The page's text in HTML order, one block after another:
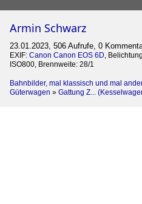
Armin Schwarz
23.01.2023, 506 Aufrufe, 0
EXIF: Canon Canon EOS 6D ,
ISO800, Brennweite: 28/1
Bahnbilder, mal klassisch und mal
Güterwagen » Gattung Z...